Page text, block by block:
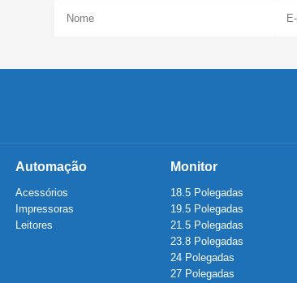
Automação
Acessórios
Impressoras
Leitores
Monitor
18.5 Polegadas
19.5 Polegadas
21.5 Polegadas
23.8 Polegadas
24 Polegadas
27 Polegadas